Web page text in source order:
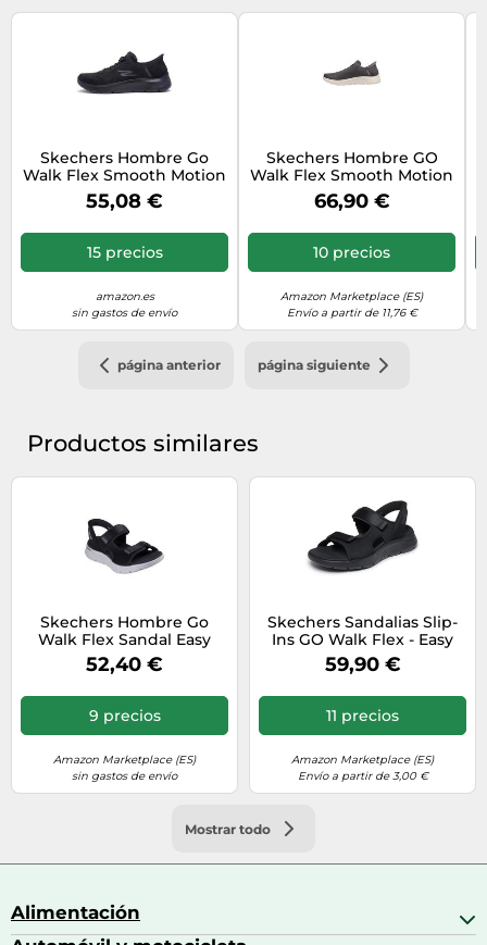
Skechers Hombre Go
Walk Flex Smooth Motion
Slip-In ENTRENADOR,
Black Textile, 43 EU
55,08 €
15 precios
amazon.es
sin gastos de envío
Skechers Hombre GO
Walk Flex Smooth Motion
Zapatillas, Grey Textile, 41
EU
66,90 €
10 precios
Amazon Marketplace (ES)
Envío a partir de 11,76 €
página anterior página siguiente
Productos similares
Skechers Hombre Go
Walk Flex Sandal Easy
Entry Slip-In
ENTRENADOR, Black And
Gray Textile, 41 EU
52,40 €
9 precios
Amazon Marketplace (ES)
sin gastos de envío
Skechers Sandalias Slip-
Ins GO Walk Flex - Easy
Entr - Para hombre Negro
42
59,90 €
11 precios
Amazon Marketplace (ES)
Envío a partir de 3,00 €
Mostrar todo
Alimentación